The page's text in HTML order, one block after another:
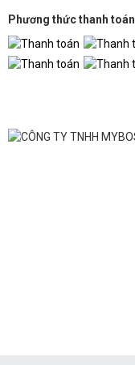
Phương thức thanh toán